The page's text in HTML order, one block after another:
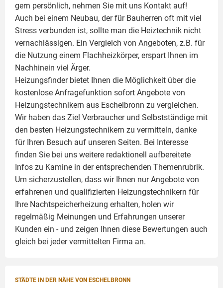
gern persönlich, nehmen Sie mit uns Kontakt auf!
Auch bei einem Neubau, der für Bauherren oft mit viel
Stress verbunden ist, sollte man die Heiztechnik nicht
vernachlässigen. Ein Vergleich von Angeboten, z.B. für
die Nutzung einem Flachheizkörper, erspart Ihnen im
Nachhinein viel Ärger.
Heizungsfinder bietet Ihnen die Möglichkeit über die
kostenlose Anfragefunktion sofort Angebote von
Heizungstechnikern aus Eschelbronn zu vergleichen.
Wir haben das Ziel Verbraucher und Selbstständige mit
den besten Heizungstechnikern zu vermitteln, danke
für Ihren Besuch auf unseren Seiten. Bei Interesse
finden Sie bei uns weitere redaktionell aufbereitete
Infos zu Kamine in der entsprechenden Themenrubrik.
Um sicherzustellen, dass wir Ihnen nur Angebote von
erfahrenen und qualifizierten Heizungstechnikern für
Ihre Nachtspeicherheizung erhalten, holen wir
regelmäßig Meinungen und Erfahrungen unserer
Kunden ein - und zeigen Ihnen diese Bewertungen auch
gleich bei jeder vermittelten Firma an.
STÄDTE IN DER NÄHE VON ESCHELBRONN